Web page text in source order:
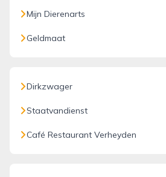
Mijn Dierenarts
Geldmaat
Dirkzwager
Staatvandienst
Café Restaurant Verheyden